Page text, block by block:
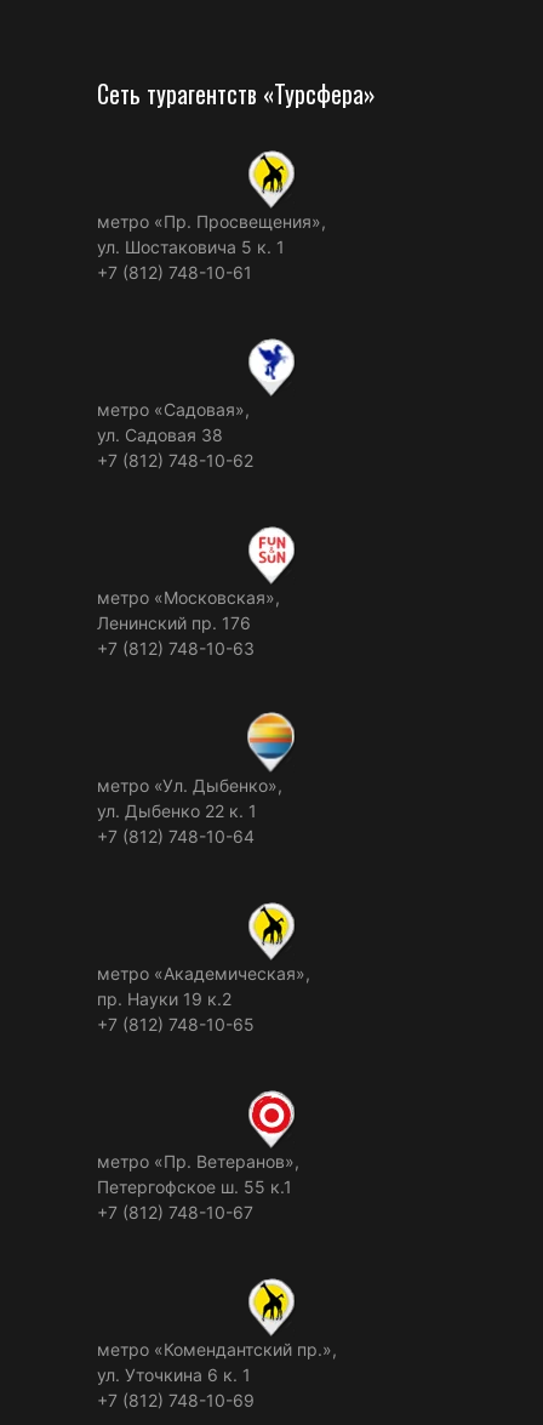
Сеть турагентств «Турсфера»
метро «Пр. Просвещения»,
ул. Шостаковича 5 к. 1
+7 (812) 748-10-61
метро «Садовая»,
ул. Садовая 38
+7 (812) 748-10-62
метро «Московская»,
Ленинский пр. 176
+7 (812) 748-10-63
метро «Ул. Дыбенко»,
ул. Дыбенко 22 к. 1
+7 (812) 748-10-64
метро «Академическая»,
пр. Науки 19 к.2
+7 (812) 748-10-65
метро «Пр. Ветеранов»,
Петергофское ш. 55 к.1
+7 (812) 748-10-67
метро «Комендантский пр.»,
ул. Уточкина 6 к. 1
+7 (812) 748-10-69